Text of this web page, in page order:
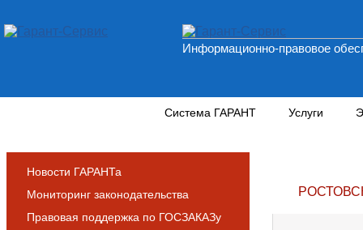
Информационно-правовое
Система ГАРАНТ Услуги
Новости ГАРАНТа
Мониторинг законодательства
Правовая поддержка по ГОСЗАКАЗу